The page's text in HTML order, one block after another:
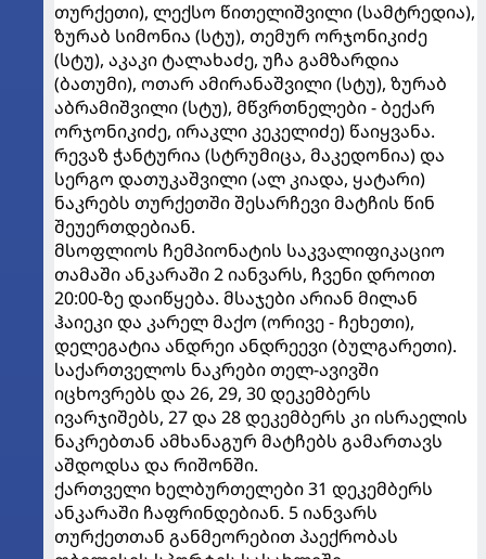
თურქეთი), ლექსო წითელიშვილი (სამტრედია),
ზურაბ სიმონია (სტუ), თემურ ორჯონიკიძე
(სტუ), აკაკი ტალახაძე, უჩა გამზარდია
(ბათუმი), ოთარ ამირანაშვილი (სტუ), ზურაბ
აბრამიშვილი (სტუ), მწვრთნელები - ბექარ
ორჯონიკიძე, ირაკლი კეკელიძე) წაიყვანა.
რევაზ ჭანტურია (სტრუმიცა, მაკედონია) და
სერგო დათუკაშვილი (ალ კიადა, ყატარი)
ნაკრებს თურქეთში შესარჩევი მატჩის წინ
შეუერთდებიან.
მსოფლიოს ჩემპიონატის საკვალიფიკაციო
თამაში ანკარაში 2 იანვარს, ჩვენი დროით
20:00-ზე დაიწყება. მსაჯები არიან მილან
ჰაიეკი და კარელ მაქო (ორივე - ჩეხეთი),
დელეგატია ანდრეი ანდრეევი (ბულგარეთი).
საქართველოს ნაკრები თელ-ავივში
იცხოვრებს და 26, 29, 30 დეკემბერს
ივარჯიშებს, 27 და 28 დეკემბერს კი ისრაელის
ნაკრებთან ამხანაგურ მატჩებს გამართავს
აშდოდსა და რიშონში.
ქართველი ხელბურთელები 31 დეკემბერს
ანკარაში ჩაფრინდებიან. 5 იანვარს
თურქეთთან განმეორებით პაექრობას